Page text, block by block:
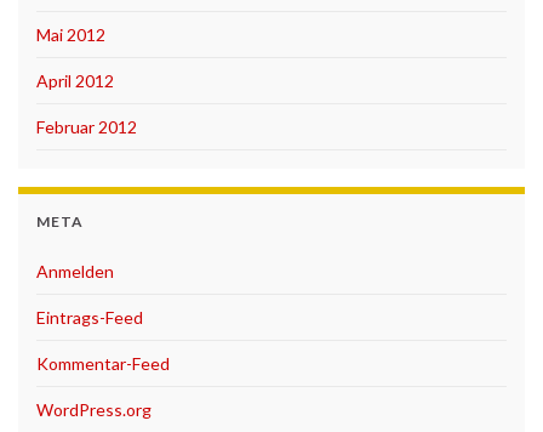
Mai 2012
April 2012
Februar 2012
META
Anmelden
Eintrags-Feed
Kommentar-Feed
WordPress.org